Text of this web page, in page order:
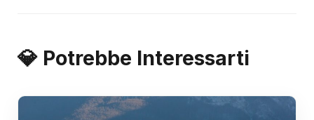
💎 Potrebbe Interessarti